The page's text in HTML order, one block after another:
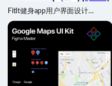
FitIt健身app用户界面设计
Figma、sketch素材